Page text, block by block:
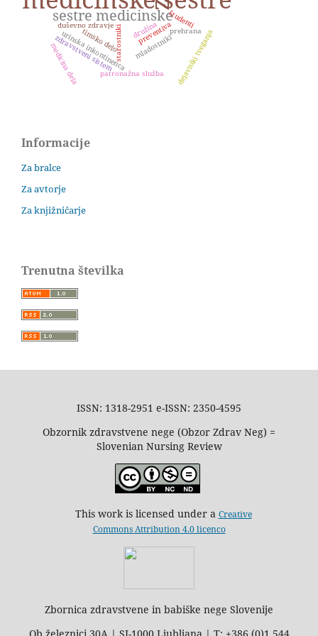
sestre medicinske
duševno zdravjestarostniki
urinska inkontinenca
študenti
zdravstveni sistem
družina prehrana
preventiva
timsko delo dejavniki tveganja
mladostniki
medicina dela patronažna služba
Informacije
Za bralce
Za avtorje
Za knjižničarje
Trenutna številka
ISSN: 1318-2951 e-ISSN: 2350-4595
Obzornik zdravstvene nege (Obzor Zdrav Neg) =
Slovenian Nursing Review
This work is licensed under a Creative
Commons Attribution 4.0 licenco
Zbornica zdravstvene in babiške nege Slovenije